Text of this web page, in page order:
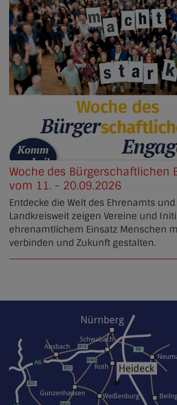
Woche des Bürgerschaftlichen
vom 11. - 20.09.2026
Entdecke die Welt des Ehrenamts
Landkreisweit zeigen Vereine und
ehrenamtlichem Einsatz Menschen
verbinden und Zukunft gestalten.